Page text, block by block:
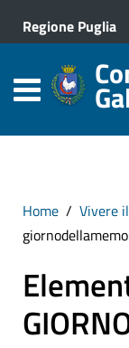
Regione Puglia
Home Vivere